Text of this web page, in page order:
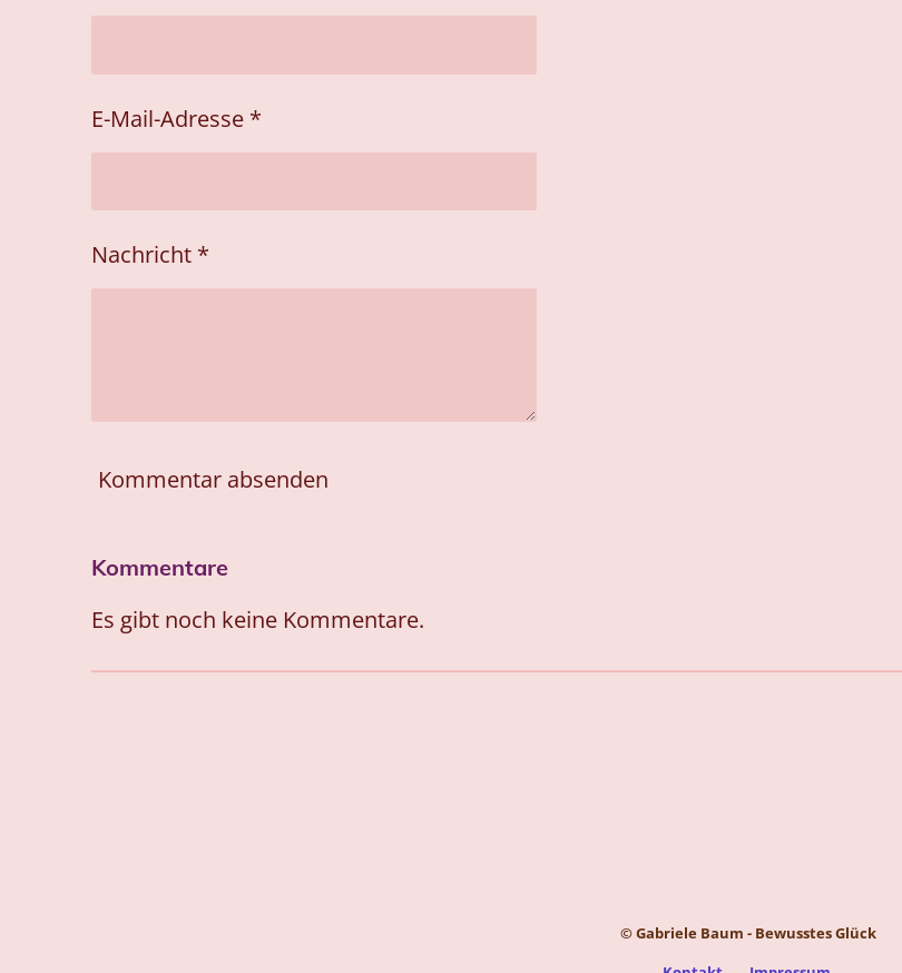
E-Mail-Adresse *
Nachricht *
Kommentar absenden
Kommentare
Es gibt noch keine Kommentare.
© Gabriele Baum - Bewusstes Glück